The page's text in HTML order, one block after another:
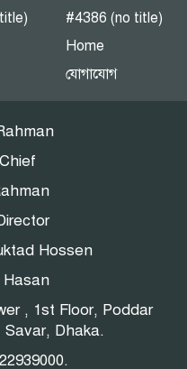
গলাচিপায় গজালিয়া
বিএনপি’র বিশাল
দেওয়ার জন্য
দল তৈরি হয়নি’
মামুন”
৩(গলাচিপা-দশমিনা)
গণঅধিকার
জনসভা
#4386 (no title)
Home
যোগাযোগ
Hossen
Hasan
, 1st Floor, Poddar
Savar, Dhaka.